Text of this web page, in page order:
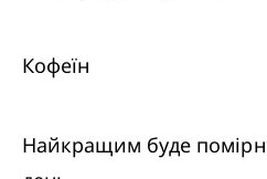
Кофеїн
Найкращим буде